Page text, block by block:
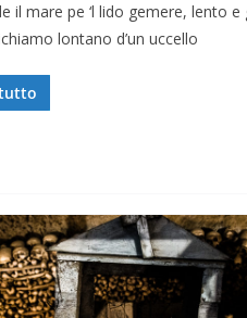
il mare pe ‘l lido gemere, lento e
lontano d’un uccello
Napoli: una città
straordinarietà